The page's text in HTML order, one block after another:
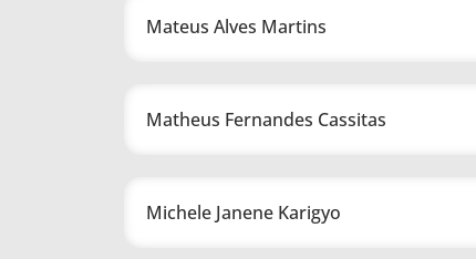
Mateus Alves Martins
Matheus Fernandes Cassitas
Michele Janene Karigyo